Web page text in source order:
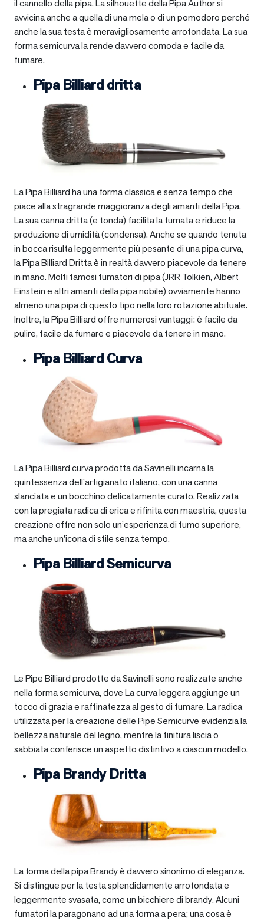
il cannello della pipa. La silhouette della Pipa Author si
avvicina anche a quella di una mela o di un pomodoro perché
anche la sua testa è meravigliosamente arrotondata. La sua
forma semicurva la rende davvero comoda e facile da
fumare.
Pipa Billiard dritta
La Pipa Billiard ha una forma classica e senza tempo che
piace alla stragrande maggioranza degli amanti della Pipa.
La sua canna dritta (e tonda) facilita la fumata e riduce la
produzione di umidità (condensa). Anche se quando tenuta
in bocca risulta leggermente più pesante di una pipa curva,
la Pipa Billiard Dritta è in realtà davvero piacevole da tenere
in mano. Molti famosi fumatori di pipa (JRR Tolkien, Albert
Einstein e altri amanti della pipa nobile) ovviamente hanno
almeno una pipa di questo tipo nella loro rotazione abituale.
Inoltre, la Pipa Billiard offre numerosi vantaggi: è facile da
pulire, facile da fumare e piacevole da tenere in mano.
Pipa Billiard Curva
La Pipa Billiard curva prodotta da Savinelli incarna la
quintessenza dell’artigianato italiano, con una canna
slanciata e un bocchino delicatamente curato. Realizzata
con la pregiata radica di erica e rifinita con maestria, questa
creazione offre non solo un’esperienza di fumo superiore,
ma anche un’icona di stile senza tempo.
Pipa Billiard Semicurva
Le Pipe Billiard prodotte da Savinelli sono realizzate anche
nella forma semicurva, dove La curva leggera aggiunge un
tocco di grazia e raffinatezza al gesto di fumare. La radica
utilizzata per la creazione delle Pipe Semicurve evidenzia la
bellezza naturale del legno, mentre la finitura liscia o
sabbiata conferisce un aspetto distintivo a ciascun modello.
Pipa Brandy Dritta
La forma della pipa Brandy è davvero sinonimo di eleganza.
Si distingue per la testa splendidamente arrotondata e
leggermente svasata, come un bicchiere di brandy. Alcuni
fumatori la paragonano ad una forma a pera; una cosa è